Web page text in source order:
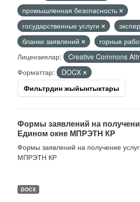
промышленная безопасность
государственные услуги
бланки заявлений
горные
Лицензиялар:
Creative Commons
Форматтар:
DOCX
Фильтрдин жыйынтыктары
Формы заявлений на
Едином окне МПРЭТН КР
Формы заявлений на получение
МПРЭТН КР
DOCX